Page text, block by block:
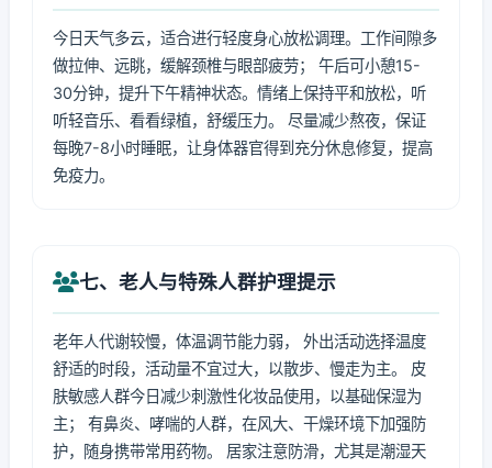
今日天气多云，适合进行轻度身心放松调理。工作间隙多
做拉伸、远眺，缓解颈椎与眼部疲劳； 午后可小憩15-
30分钟，提升下午精神状态。情绪上保持平和放松，听
听轻音乐、看看绿植，舒缓压力。 尽量减少熬夜，保证
每晚7-8小时睡眠，让身体器官得到充分休息修复，提高
免疫力。
七、老人与特殊人群护理提示
老年人代谢较慢，体温调节能力弱， 外出活动选择温度
舒适的时段，活动量不宜过大，以散步、慢走为主。 皮
肤敏感人群今日减少刺激性化妆品使用，以基础保湿为
主； 有鼻炎、哮喘的人群，在风大、干燥环境下加强防
护，随身携带常用药物。 居家注意防滑，尤其是潮湿天